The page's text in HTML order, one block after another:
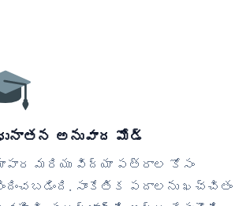
అనువాద మోడ్
మరియు విద్యా పత్రాల కోసం
సాంకేతిక పదాలను